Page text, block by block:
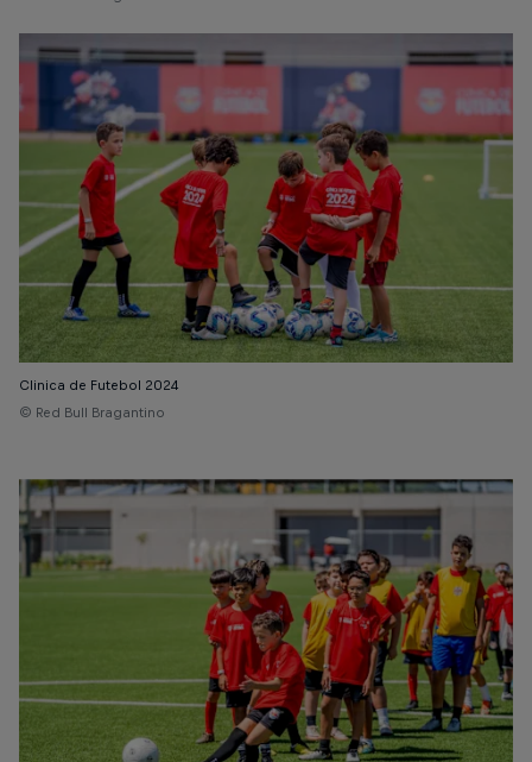
Clinica de Futebol 2024
© Red Bull Bragantino